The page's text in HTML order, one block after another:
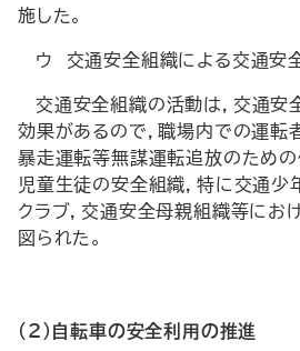
施した。
ウ 交通安全組織による交通安
交通安全組織の活動は，交通安
効果があるので，職場内での運転
暴走運転等無謀運転追放のための
児童生徒の安全組織，特に交通
クラブ，交通安全母親組織等にお
図られた。
（2）自転車の安全利用の推進